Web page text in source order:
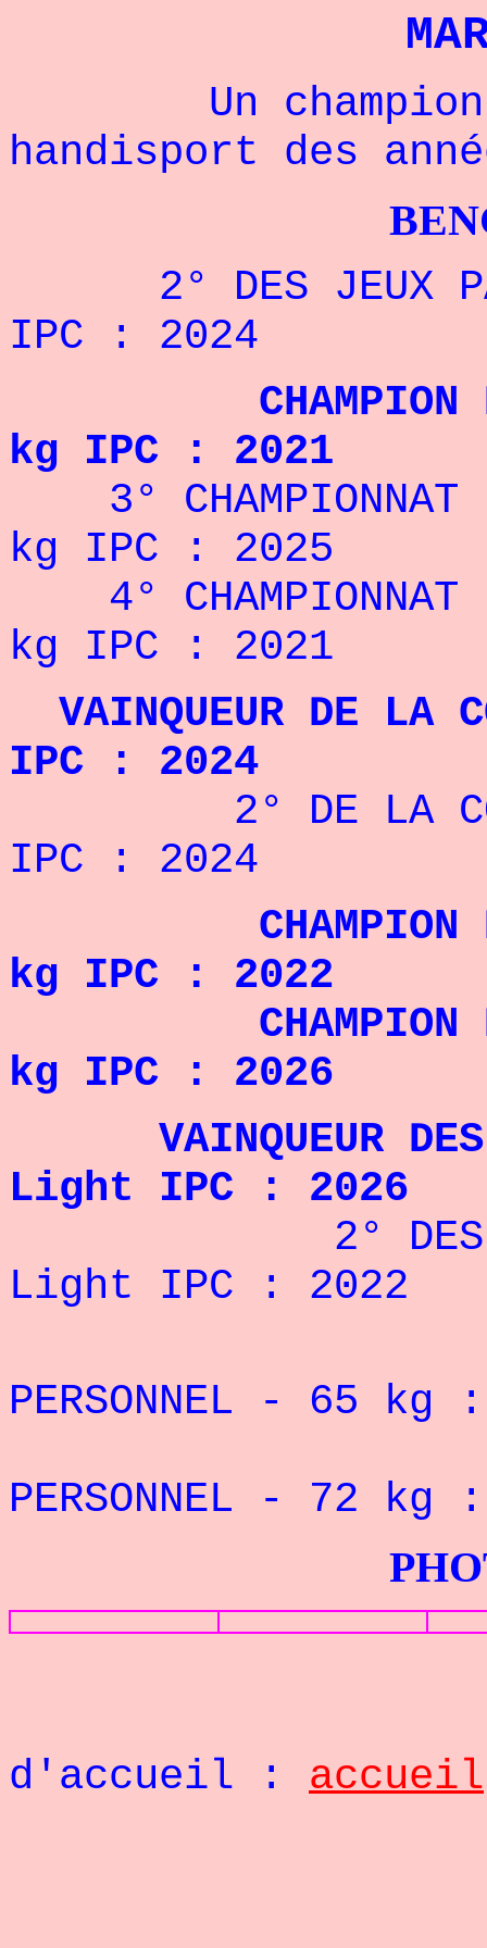
Un champion
handisport des
2° DES JEUX
IPC : 2024
CHAMPION DU
kg IPC : 2021
3° CHAMPIONNAT
kg IPC : 2025
4° CHAMPIONNAT
kg IPC : 2021
VAINQUEUR DE LA
IPC : 2024
2° DE LA
IPC : 2024
CHAMPION
kg IPC : 2022
CHAMPION
kg IPC : 2026
VAINQUEUR DES
Light IPC : 2026
2° DES JEUX
Light IPC : 2022
PERSONNEL - 65 kg
PERSONNEL
- 72 kg
PHOTOS
d'accueil : accueil